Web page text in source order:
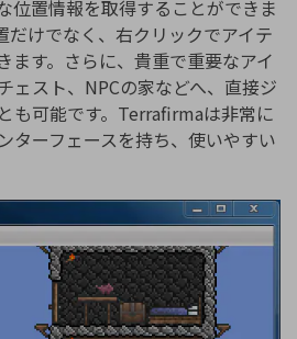
位置情報を取得することができま
だけでなく、右クリックでアイテ
ます。さらに、貴重で重要なアイ
ェスト、NPCの家などへ、直接ジ
も可能です。Terrafirmaは非常に
ターフェースを持ち、使いやすい